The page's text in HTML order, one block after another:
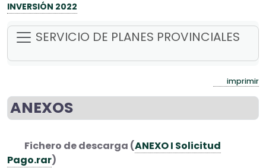
INVERSIÓN 2022
SERVICIO DE PLANES PROVINCIALES
imprimir
ANEXOS
Fichero de descarga (ANEXO I Solicitud
Pago.rar)